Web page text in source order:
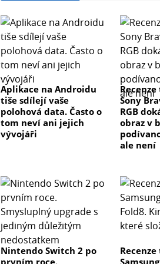
Aplikace na Androidu
tiše sdílejí vaše
polohová data. Často o
tom neví ani jejich
vývojáři
Sony
RGB
obraz v
ale není
Nintendo Switch 2 po
prvním roce.